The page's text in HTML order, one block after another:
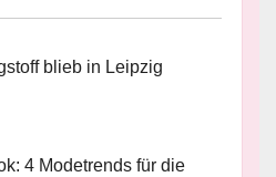
blieb in Leipzig
4 Modetrends für die